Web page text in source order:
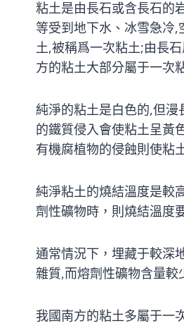
粘土是由長石或含長石的
等受到地下水、冰雪急冷
土,被稱爲一次粘土;由長
方的粘土大部分屬于一次
純淨的粘土是白色的,但
的鐵質侵入會使粘土呈黃
有機腐植物的侵蝕則使粘
純淨粘土的燒結溫度是較
劑性礦物時，則燒結溫度
通常情況下，埋藏于較深
雜質,而熔劑性礦物含量較
我國南方的粘土多屬于一